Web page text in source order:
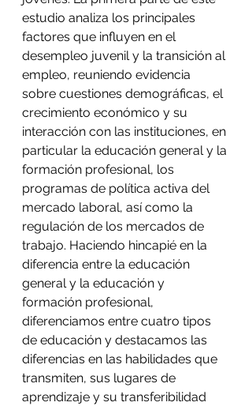
estudio analiza los principales
factores que influyen en el
desempleo juvenil y la transición al
empleo, reuniendo evidencia
sobre cuestiones demográficas, el
crecimiento económico y su
interacción con las instituciones, en
particular la educación general y la
formación profesional, los
programas de política activa del
mercado laboral, así como la
regulación de los mercados de
trabajo. Haciendo hincapié en la
diferencia entre la educación
general y la educación y
formación profesional,
diferenciamos entre cuatro tipos
de educación y destacamos las
diferencias en las habilidades que
transmiten, sus lugares de
aprendizaje y su transferibilidad